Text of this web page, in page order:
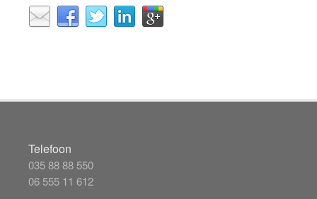
Telefoon
035 88 88 550
06 555 11 612